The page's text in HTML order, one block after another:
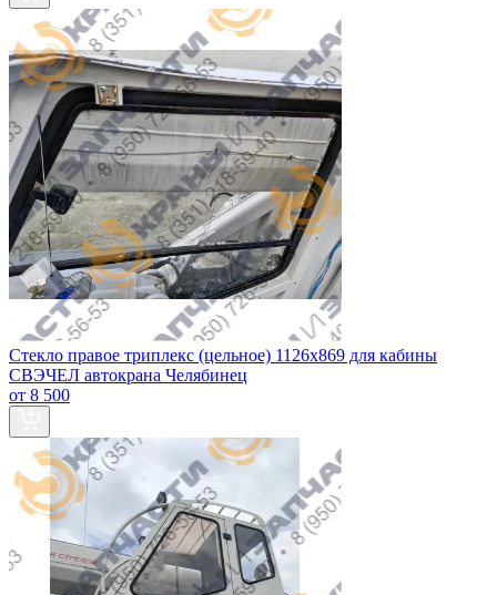
Стекло правое триплекс (цельное) 1126х869 для кабины
СВЭЧЕЛ автокрана Челябинец
от 8 500